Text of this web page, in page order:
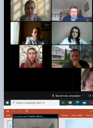
та мереж